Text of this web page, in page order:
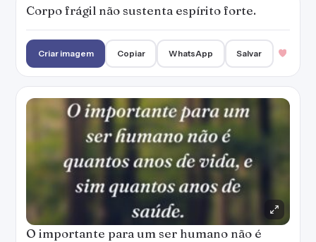
quantos anos de vida, e sim quantos anos de
saúde.
Criar imagem Copiar WhatsApp Salvar
PUBLICIDADE